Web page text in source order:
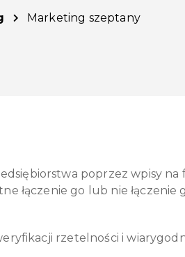
Marketing szeptany
poprzez wpisy na
łączenie go lub nie łączenie
rzetelności i